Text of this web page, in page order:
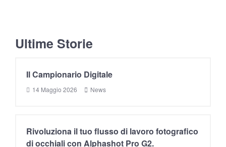
Ultime Storie
Il Campionario Digitale
14 Maggio 2026 News
Rivoluziona il tuo flusso di lavoro fotografico
di occhiali con Alphashot Pro G2.